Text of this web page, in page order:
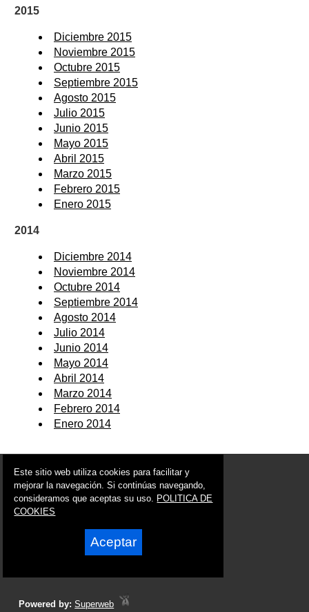
2015
Diciembre 2015
Noviembre 2015
Octubre 2015
Septiembre 2015
Agosto 2015
Julio 2015
Junio 2015
Mayo 2015
Abril 2015
Marzo 2015
Febrero 2015
Enero 2015
2014
Diciembre 2014
Noviembre 2014
Octubre 2014
Septiembre 2014
Agosto 2014
Julio 2014
Junio 2014
Mayo 2014
Abril 2014
Marzo 2014
Febrero 2014
Enero 2014
© 2006 - 2026 Portal de Librilla Noticias
info@portaldelibrilla.es
Síguenos en:
Powered by:Superweb
Este sitio web utiliza cookies para facilitar y
mejorar la navegación. Si continúas navegando,
consideramos que aceptas su uso. POLITICA DE
COOKIES
Aceptar